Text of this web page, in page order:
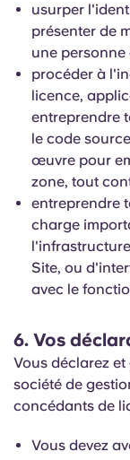
usurper
présenter de
une personne
procéder à
licence,
entreprendre
le code
œuvre pour
zone, tout
entreprendre
charge
Site, ou
avec le
6. Vos
Vous déclarez
société de
concédants de
Vous devez